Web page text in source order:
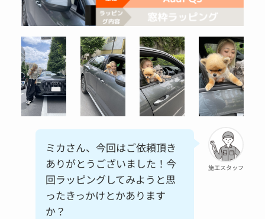
施工スタッフ
ミカさん、今回はご依頼頂き
ありがとうございました！今
回ラッピングしてみようと思
ったきっかけとかあります
か？